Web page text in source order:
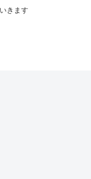
きます